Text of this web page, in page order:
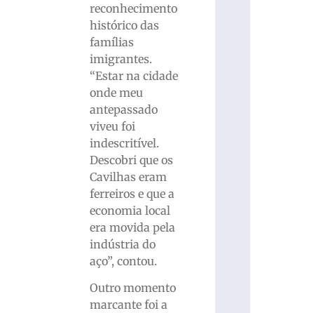
reconhecimento
histórico das
famílias
imigrantes.
“Estar na cidade
onde meu
antepassado
viveu foi
indescritível.
Descobri que os
Cavilhas eram
ferreiros e que a
economia local
era movida pela
indústria do
aço”, contou.
Outro momento
marcante foi a